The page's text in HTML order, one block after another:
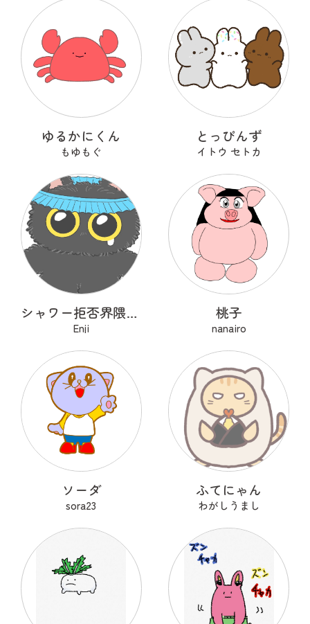
ゆるかにくん
もゆもぐ
とっぴんず
イトウ セトカ
シャワー拒否界隈の子猫 ノワ
Enji
桃子
nanairo
ソーダ
sora23
ふてにゃん
わがしうまし